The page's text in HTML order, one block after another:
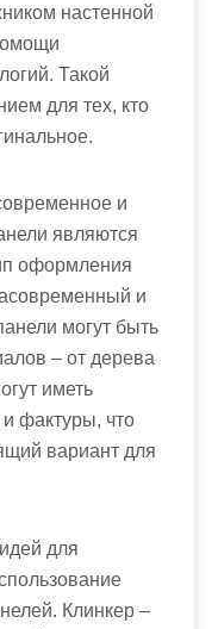
настенной
Такой
для тех, кто
и
являются
оформления
и
могут быть
– от дерева
иметь
и фактуры, что
вариант для
для
Клинкер –